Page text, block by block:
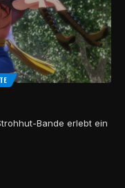
Bande erlebt ein